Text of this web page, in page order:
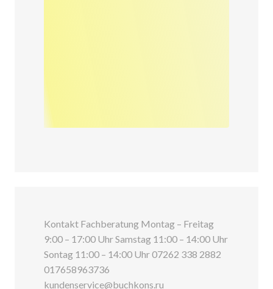
Kontakt Fachberatung Montag – Freitag
9:00 – 17:00 Uhr Samstag 11:00 – 14:00 Uhr
Sontag 11:00 – 14:00 Uhr 07262 338 2882
017658963736
kundenservice@buchkons.ru